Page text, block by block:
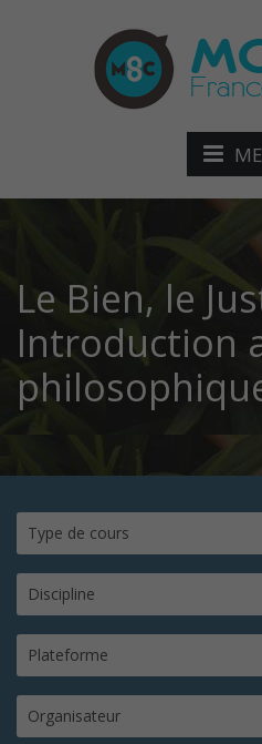
Le Bien, le
Introduction
Type de cours
Discipline
Plateforme
Organisateur